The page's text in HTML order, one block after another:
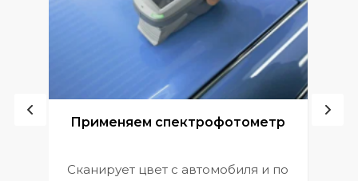
Применяем спектрофотометр
Сканирует цвет с автомобиля и по